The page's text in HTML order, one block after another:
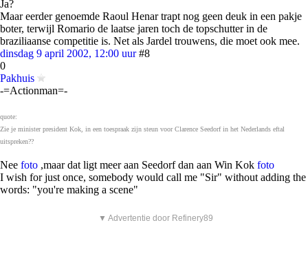
Ja?
Maar eerder genoemde Raoul Henar trapt nog geen deuk in een pakje
boter, terwijl Romario de laatse jaren toch de topschutter in de
braziliaanse competitie is. Net als Jardel trouwens, die moet ook mee.
dinsdag 9 april 2002, 12:00 uur #8
0
Pakhuis
-=Actionman=-
quote:
Zie je minister president Kok, in een toespraak zijn steun voor Clarence Seedorf in het Nederlands eftal
uitspreken??
Nee foto ,maar dat ligt meer aan Seedorf dan aan Win Kok foto
I wish for just once, somebody would call me "Sir" without adding the
words: "you're making a scene"
▼ Advertentie door Refinery89